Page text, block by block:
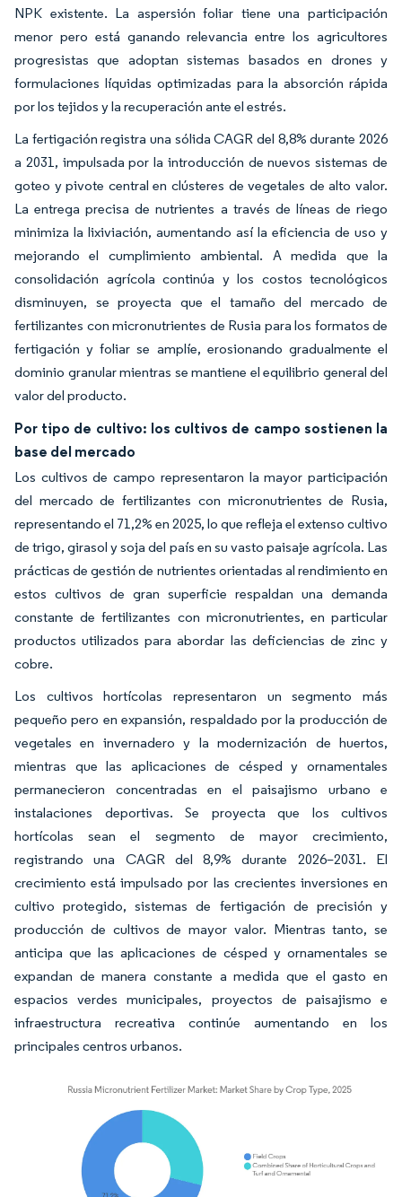
NPK existente. La aspersión foliar tiene una participación
menor pero está ganando relevancia entre los agricultores
progresistas que adoptan sistemas basados en drones y
formulaciones líquidas optimizadas para la absorción rápida
por los tejidos y la recuperación ante el estrés.
La fertigación registra una sólida CAGR del 8,8% durante 2026
a 2031, impulsada por la introducción de nuevos sistemas de
goteo y pivote central en clústeres de vegetales de alto valor.
La entrega precisa de nutrientes a través de líneas de riego
minimiza la lixiviación, aumentando así la eficiencia de uso y
mejorando el cumplimiento ambiental. A medida que la
consolidación agrícola continúa y los costos tecnológicos
disminuyen, se proyecta que el tamaño del mercado de
fertilizantes con micronutrientes de Rusia para los formatos de
fertigación y foliar se amplíe, erosionando gradualmente el
dominio granular mientras se mantiene el equilibrio general del
valor del producto.
Por tipo de cultivo: los cultivos de campo sostienen la
base del mercado
Los cultivos de campo representaron la mayor participación
del mercado de fertilizantes con micronutrientes de Rusia,
representando el 71,2% en 2025, lo que refleja el extenso cultivo
de trigo, girasol y soja del país en su vasto paisaje agrícola. Las
prácticas de gestión de nutrientes orientadas al rendimiento en
estos cultivos de gran superficie respaldan una demanda
constante de fertilizantes con micronutrientes, en particular
productos utilizados para abordar las deficiencias de zinc y
cobre.
Los cultivos hortícolas representaron un segmento más
pequeño pero en expansión, respaldado por la producción de
vegetales en invernadero y la modernización de huertos,
mientras que las aplicaciones de césped y ornamentales
permanecieron concentradas en el paisajismo urbano e
instalaciones deportivas. Se proyecta que los cultivos
hortícolas sean el segmento de mayor crecimiento,
registrando una CAGR del 8,9% durante 2026–2031. El
crecimiento está impulsado por las crecientes inversiones en
cultivo protegido, sistemas de fertigación de precisión y
producción de cultivos de mayor valor. Mientras tanto, se
anticipa que las aplicaciones de césped y ornamentales se
expandan de manera constante a medida que el gasto en
espacios verdes municipales, proyectos de paisajismo e
infraestructura recreativa continúe aumentando en los
principales centros urbanos.